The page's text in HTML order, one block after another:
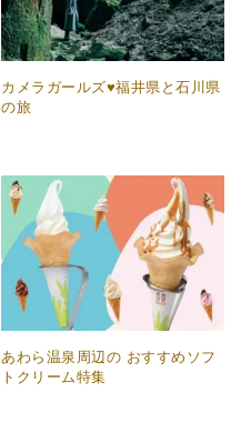
カメラガールズ♥福井県と石川県
の旅
あわら温泉周辺の おすすめソフ
トクリーム特集